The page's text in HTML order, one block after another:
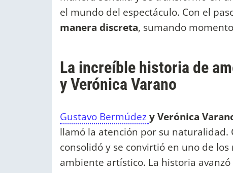
el mundo del espectáculo. Con el
manera discreta, sumando
La increíble historia de
y Verónica Varano
Gustavo Bermúdezy Verónica
llamó la atención por su naturalidad.
consolidó y se convirtió en uno de
ambiente artístico. La historia avanzó